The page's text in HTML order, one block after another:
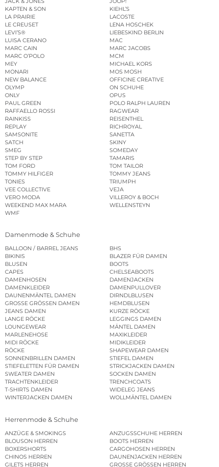
KAPTEN & SON
KIEHL’S
LA PRAIRIE
LACOSTE
LE CREUSET
LENA HOSCHEK
LEVI’S®
LIEBESKIND BERLIN
LUISA CERANO
MAC
MARC CAIN
MARC JACOBS
MARC O’POLO
MCM
MEY
MICHAEL KORS
MONARI
MOS MOSH
NEW BALANCE
OFFICINE CREATIVE
OLYMP
ON SCHUHE
ONLY
OPUS
PAUL GREEN
POLO RALPH LAUREN
RAFFAELLO ROSSI
RAGWEAR
RAINKISS
REISENTHEL
REPLAY
RICHROYAL
SAMSONITE
SANETTA
SATCH
SKINY
SMEG
SOMEDAY
STEP BY STEP
TAMARIS
TOM FORD
TOM TAILOR
TOMMY HILFIGER
TOMMY JEANS
TONIES
TRIUMPH
VEE COLLECTIVE
VEJA
VERO MODA
VILLEROY & BOCH
WEEKEND MAX MARA
WELLENSTEYN
WMF
Damenmode & Schuhe
BALLOON / BARREL JEANS
BHS
BIKINIS
BLAZER FÜR DAMEN
BLUSEN
BOOTS
CAPES
CHELSEABOOTS
DAMENHOSEN
DAMENJACKEN
DAMENKLEIDER
DAMENPULLOVER
DAUNENMÄNTEL DAMEN
DIRNDLBLUSEN
GROSSE GRÖSSEN DAMEN
HEMDBLUSEN
JEANS DAMEN
KURZE RÖCKE
LANGE RÖCKE
LEGGINGS DAMEN
LOUNGEWEAR
MÄNTEL DAMEN
MARLENEHOSE
MAXIKLEIDER
MIDI RÖCKE
MIDIKLEIDER
RÖCKE
SHAPEWEAR DAMEN
SONNENBRILLEN DAMEN
STIEFEL DAMEN
STIEFELETTEN FÜR DAMEN
STRICKJACKEN DAMEN
SWEATER DAMEN
SOCKEN DAMEN
TRACHTENKLEIDER
TRENCHCOATS
T-SHIRTS DAMEN
WIDELEG JEANS
WINTERJACKEN DAMEN
WOLLMÄNTEL DAMEN
Herrenmode & Schuhe
ANZÜGE & SMOKINGS
ANZUGSSCHUHE HERREN
BLOUSON HERREN
BOOTS HERREN
BOXERSHORTS
CARGOHOSEN HERREN
CHINOS HERREN
DAUNENJACKEN HERREN
GILETS HERREN
GROSSE GRÖSSEN HERREN